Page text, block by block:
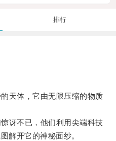
排行
体，它由无限压缩的物质
不已，他们利用尖端科技
解开它的神秘面纱。